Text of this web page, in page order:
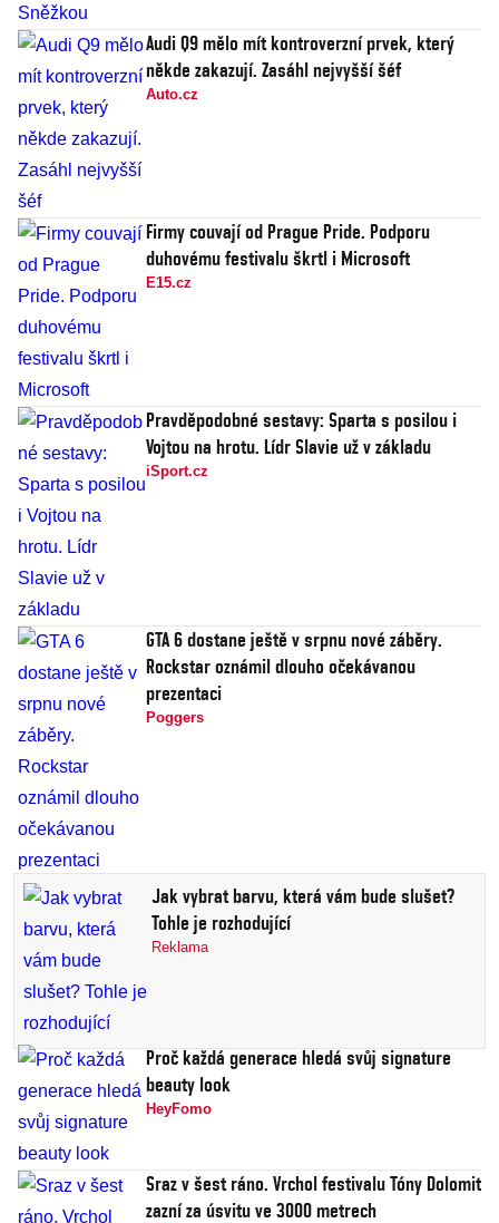
Audi Q9 mělo mít kontroverzní prvek, který
někde zakazují. Zasáhl nejvyšší šéf
Auto.cz
Firmy couvají od Prague Pride. Podporu
duhovému festivalu škrtl i Microsoft
E15.cz
Pravděpodobné sestavy: Sparta s posilou i
Vojtou na hrotu. Lídr Slavie už v základu
iSport.cz
GTA 6 dostane ještě v srpnu nové záběry.
Rockstar oznámil dlouho očekávanou
prezentaci
Poggers
Jak vybrat barvu, která vám bude slušet?
Tohle je rozhodující
Reklama
Proč každá generace hledá svůj signature
beauty look
HeyFomo
Sraz v šest ráno. Vrchol festivalu Tóny Dolomit
zazní za úsvitu ve 3000 metrech